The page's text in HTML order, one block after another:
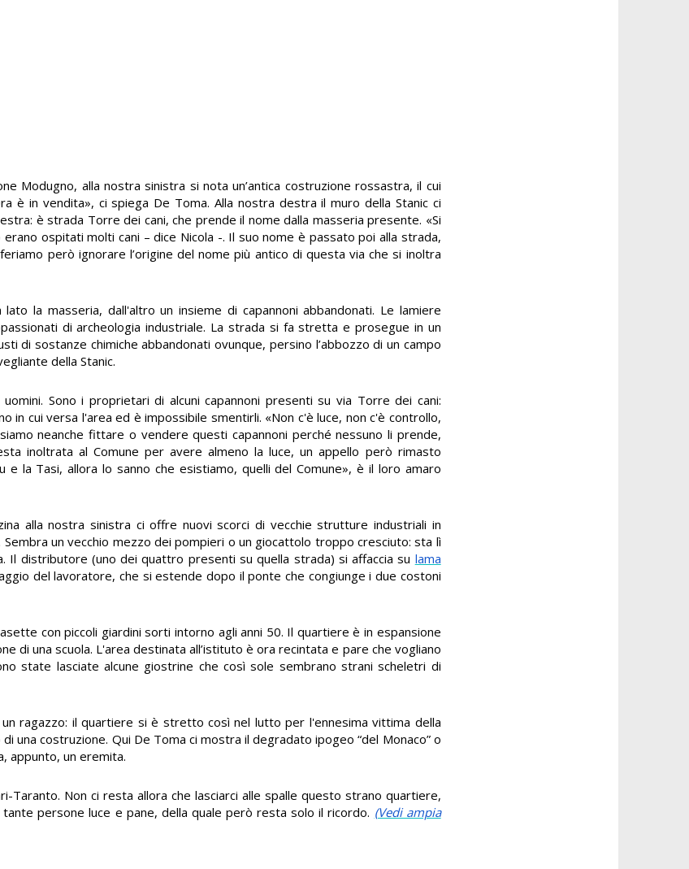
Modugno, alla nostra sinistra si nota un’antica costruzione rossastra, il cui
è in vendita», ci spiega De Toma. Alla nostra destra il muro della Stanic ci
è strada Torre dei cani, che prende il nome dalla masseria presente. «Si
ospitati molti cani – dice Nicola -. Il suo nome è passato poi alla strada,
però ignorare l’origine del nome più antico di questa via che si inoltra
la masseria, dall'altro un insieme di capannoni abbandonati. Le lamiere
di archeologia industriale. La strada si fa stretta e prosegue in un
di sostanze chimiche abbandonati ovunque, persino l’abbozzo di un campo
della Stanic.
Sono i proprietari di alcuni capannoni presenti su via Torre dei cani:
in cui versa l'area ed è impossibile smentirli. «Non c'è luce, non c'è controllo,
neanche fittare o vendere questi capannoni perché nessuno li prende,
inoltrata al Comune per avere almeno la luce, un appello però rimasto
la Tasi, allora lo sanno che esistiamo, quelli del Comune», è il loro amaro
alla nostra sinistra ci offre nuovi scorci di vecchie strutture industriali in
un vecchio mezzo dei pompieri o un giocattolo troppo cresciuto: sta lì
Il distributore (uno dei quattro presenti su quella strada) si affaccia su lama
del lavoratore, che si estende dopo il ponte che congiunge i due costoni
con piccoli giardini sorti intorno agli anni 50. Il quartiere è in espansione
di una scuola. L'area destinata all’istituto è ora recintata e pare che vogliano
state lasciate alcune giostrine che così sole sembrano strani scheletri di
ragazzo: il quartiere si è stretto così nel lutto per l'ennesima vittima della
una costruzione. Qui De Toma ci mostra il degradato ipogeo “del Monaco” o
appunto, un eremita.
Taranto. Non ci resta allora che lasciarci alle spalle questo strano quartiere,
persone luce e pane, della quale però resta solo il ricordo. (Vedi ampia